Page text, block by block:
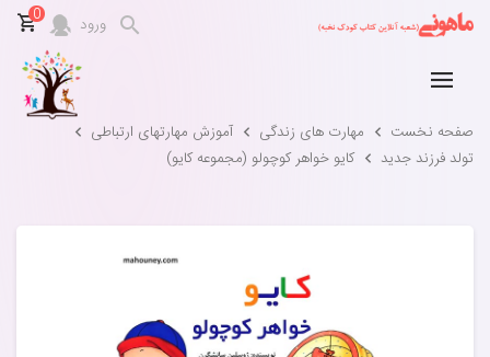
ورود 0
صفحه نخست مهارت های زندگی
آموزش مهارتهای ارتباطی
تولد فرزند جدید
کایو خواهر کوچولو (مجموعه کایو)